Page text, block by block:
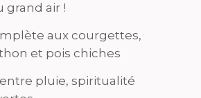
grand air !
aux courgettes,
et pois chiches
pluie, spiritualité